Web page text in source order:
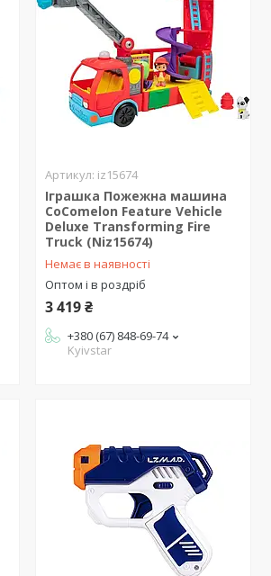
iz15674
Іграшка Пожежна машина
CoComelon Feature Vehicle
Deluxe Transforming Fire
Truck (Niz15674)
Немає в наявності
Оптом і в роздріб
3 419 ₴
+380 (67) 848-69-74
Kyivstar